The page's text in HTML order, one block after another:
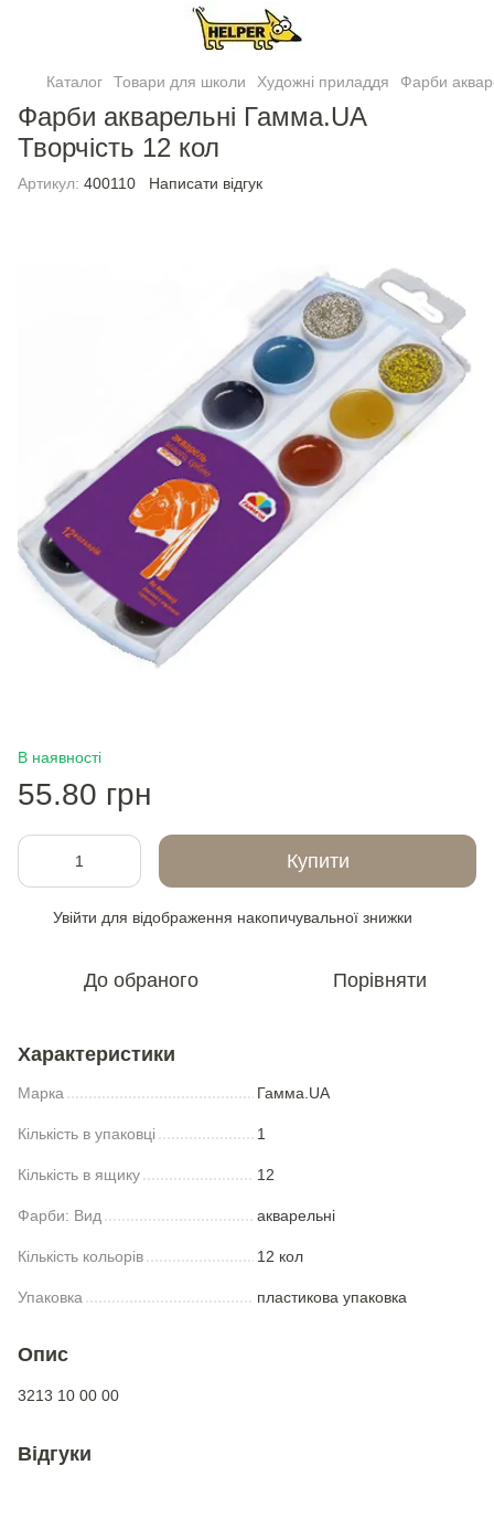
Каталог Товари для школи Художні приладдя Фарби
Фарби акварельні Гамма.UA
Творчiсть 12 кол
Артикул: 400110 Написати відгук
В наявності
55.80 грн
Купити
Увійти для відображення накопичувальної знижки
До обраного Порівняти
Характеристики
Марка Гамма.UA
Кількість в упаковці 1
Кількість в ящику 12
Фарби: Вид акварельні
Кількість кольорів 12 кол
Упаковка пластикова упаковка
Опис
3213 10 00 00
Відгуки